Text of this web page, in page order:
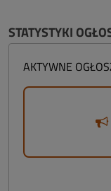
STATYSTYKI
AKTYWNE